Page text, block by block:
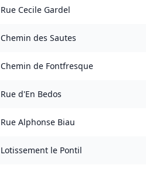
Rue Cecile Gardel
Chemin des Sautes
Chemin de Fontfresque
Rue d'En Bedos
Rue Alphonse Biau
Lotissement le Pontil